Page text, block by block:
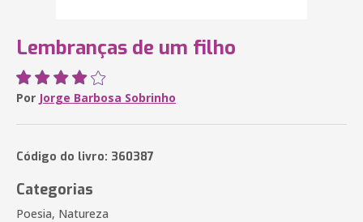
Lembranças de um filho
Por Jorge Barbosa Sobrinho
Código do livro: 360387
Categorias
Poesia, Natureza